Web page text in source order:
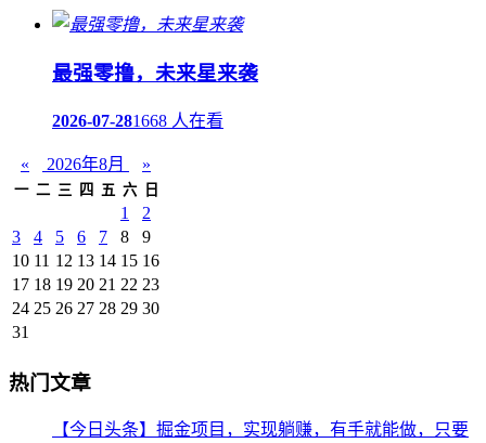
最强零撸，未来星来袭
2026-07-281668 人在看
« 2026年8月 »
一 二 三 四 五 六 日
1
2
3
4 5 6 7 8
9
10 11 12 13 14 15 16
17 18 19 20 21 22 23
24 25 26 27 28 29 30
31
热门文章
【今日头条】掘金项目，实现躺赚，有手就能做，只要